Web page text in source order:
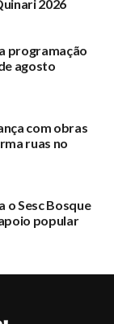
2026
programação
agosto
com obras
ruas no
o Sesc Bosque
popular